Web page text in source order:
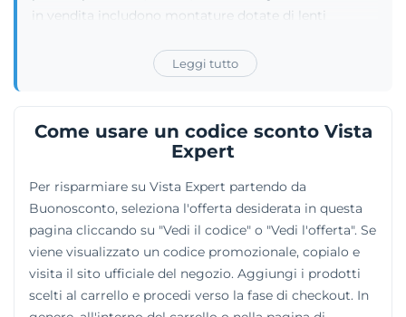
in vendita includono montature dotate di lenti
luce blu. Gli appassionati di sport possono reperire
varianti tecniche per il ciclismo, la corsa o lo sci. Il
livello internazionale, tra cui Prada, Ray-Ban, Oakley,
Gucci, Persol e Saint Laurent. Vista Expert fornisce
giornaliere di svariati produttori. Completano la
proposta commerciale gli accessori e i ricambi per la
manutenzione delle montature, assicurando un
rifornimento costante di lenti e aste sostitutive.
Leggi tutto
Come usare un codice sconto Vista
Expert
Per risparmiare su Vista Expert partendo da
Buonosconto, seleziona l'offerta desiderata in questa
pagina cliccando su "Vedi il codice" o "Vedi l'offerta". Se
viene visualizzato un codice promozionale, copialo e
visita il sito ufficiale del negozio. Aggiungi i prodotti
scelti al carrello e procedi verso la fase di checkout. In